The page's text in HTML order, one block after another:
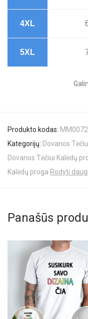
4XL
5XL
Produkto kodas:
Kategorijų: Dovanos
Dovanos Tėčiui Kalėdų
Kalėdų proga Rodyti
Panašūs